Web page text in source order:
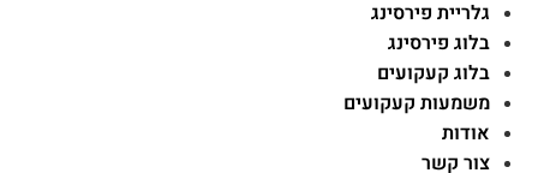
גלריית פירסינג
בלוג פירסינג
בלוג קעקועים
משמעות קעקועים
אודות
צור קשר